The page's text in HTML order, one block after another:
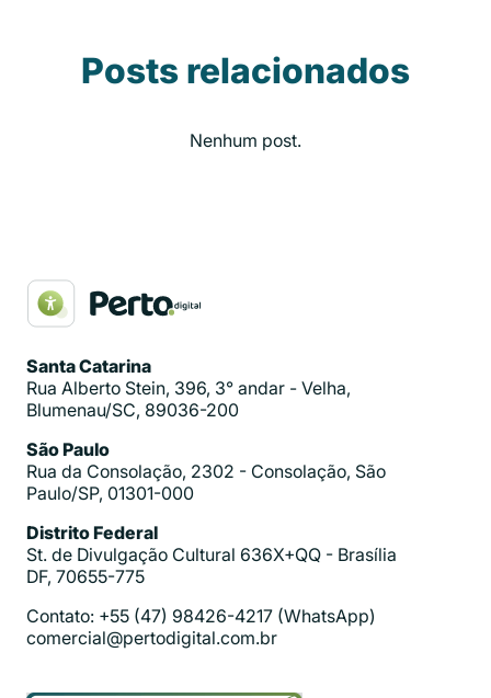
Posts relacionados
Nenhum post.
Santa Catarina
Rua Alberto Stein, 396, 3° andar - Velha,
Blumenau/SC, 89036-200
São Paulo
Rua da Consolação, 2302 - Consolação, São
Paulo/SP, 01301-000
Distrito Federal
St. de Divulgação Cultural 636X+QQ - Brasília
DF, 70655-775
Contato: +55 (47) 98426-4217 (WhatsApp)
comercial@pertodigital.com.br